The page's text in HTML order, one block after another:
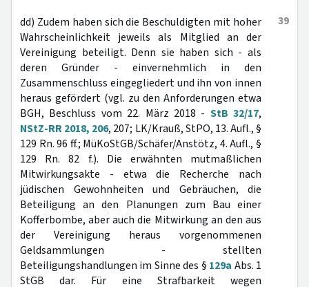
39
dd) Zudem haben sich die Beschuldigten mit hoher
Wahrscheinlichkeit jeweils als Mitglied an der
Vereinigung beteiligt. Denn sie haben sich - als
deren Gründer - einvernehmlich in den
Zusammenschluss eingegliedert und ihn von innen
heraus gefördert (vgl. zu den Anforderungen etwa
BGH, Beschluss vom 22. März 2018 - StB 32/17,
NStZ-RR 2018, 206, 207; LK/Krauß, StPO, 13. Aufl., §
129 Rn. 96 ff.; MüKoStGB/Schäfer/Anstötz, 4. Aufl., §
129 Rn. 82 f.). Die erwähnten mutmaßlichen
Mitwirkungsakte - etwa die Recherche nach
jüdischen Gewohnheiten und Gebräuchen, die
Beteiligung an den Planungen zum Bau einer
Kofferbombe, aber auch die Mitwirkung an den aus
der Vereinigung heraus vorgenommenen
Geldsammlungen - stellten
Beteiligungshandlungen im Sinne des § 129a Abs. 1
StGB dar. Für eine Strafbarkeit wegen